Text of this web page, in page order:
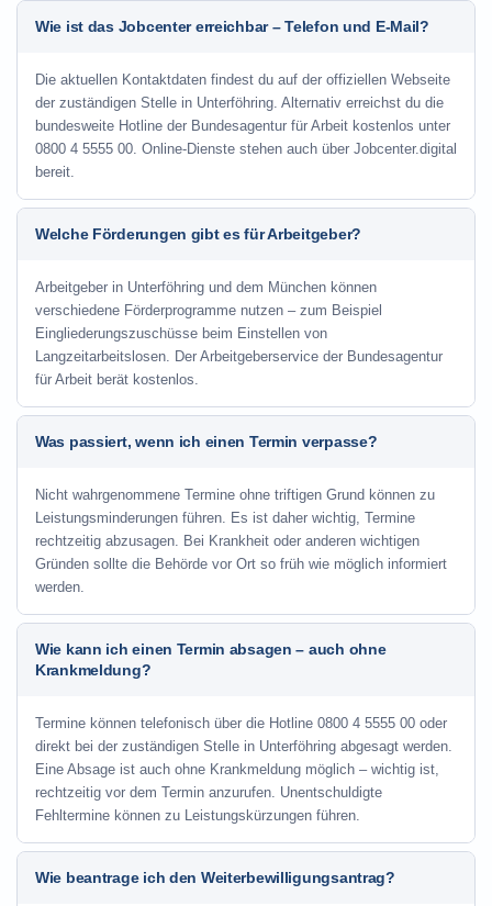
Wie ist das Jobcenter erreichbar – Telefon und E-Mail?
Die aktuellen Kontaktdaten findest du auf der offiziellen Webseite
der zuständigen Stelle in Unterföhring. Alternativ erreichst du die
bundesweite Hotline der Bundesagentur für Arbeit kostenlos unter
0800 4 5555 00. Online-Dienste stehen auch über Jobcenter.digital
bereit.
Welche Förderungen gibt es für Arbeitgeber?
Arbeitgeber in Unterföhring und dem München können
verschiedene Förderprogramme nutzen – zum Beispiel
Eingliederungszuschüsse beim Einstellen von
Langzeitarbeitslosen. Der Arbeitgeberservice der Bundesagentur
für Arbeit berät kostenlos.
Was passiert, wenn ich einen Termin verpasse?
Nicht wahrgenommene Termine ohne triftigen Grund können zu
Leistungsminderungen führen. Es ist daher wichtig, Termine
rechtzeitig abzusagen. Bei Krankheit oder anderen wichtigen
Gründen sollte die Behörde vor Ort so früh wie möglich informiert
werden.
Wie kann ich einen Termin absagen – auch ohne
Krankmeldung?
Termine können telefonisch über die Hotline 0800 4 5555 00 oder
direkt bei der zuständigen Stelle in Unterföhring abgesagt werden.
Eine Absage ist auch ohne Krankmeldung möglich – wichtig ist,
rechtzeitig vor dem Termin anzurufen. Unentschuldigte
Fehltermine können zu Leistungskürzungen führen.
Wie beantrage ich den Weiterbewilligungsantrag?